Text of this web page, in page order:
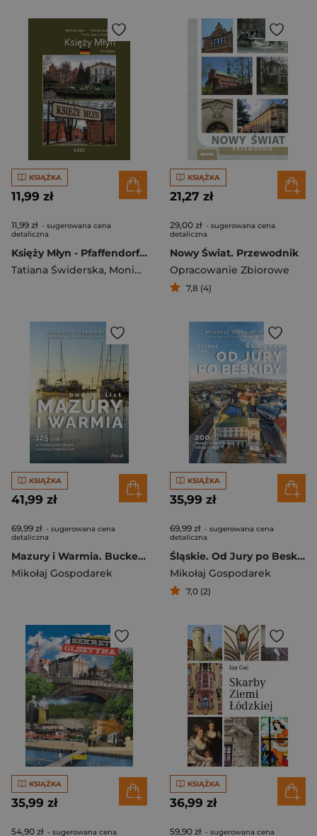
KSIĄŻKA
11,99 zł
11,99 zł - sugerowana cena
detaliczna
Księży Młyn - Pfaffendorf. MiniFührer wer. niemiecka
Tatiana Świderska, Monika Gajek
KSIĄŻKA
21,27 zł
29,00 zł - sugerowana cena
detaliczna
Nowy Świat. Przewodnik
Opracowanie Zbiorowe
7,8 (4)
KSIĄŻKA
41,99 zł
69,99 zł - sugerowana cena
detaliczna
Mazury i Warmia. Bucket list
Mikołaj Gospodarek
KSIĄŻKA
35,99 zł
69,99 zł - sugerowana cena
detaliczna
Śląskie. Od Jury po Beskidy. Bucket list
Mikołaj Gospodarek
7,0 (2)
KSIĄŻKA
35,99 zł
54,90 zł - sugerowana cena
KSIĄŻKA
36,99 zł
59,90 zł - sugerowana cena